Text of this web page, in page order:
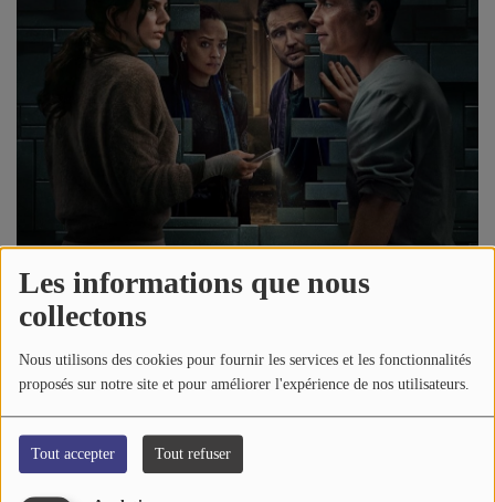
Les informations que nous
collectons
Nous utilisons des cookies pour fournir les services et les fonctionnalités
proposés sur notre site et pour améliorer l'expérience de nos utilisateurs.
Tout accepter Tout refuser
A PROPOS DE NOUS